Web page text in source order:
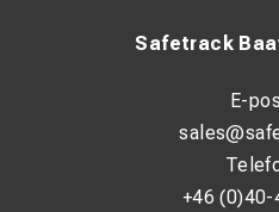
Safetrack
E-
+46